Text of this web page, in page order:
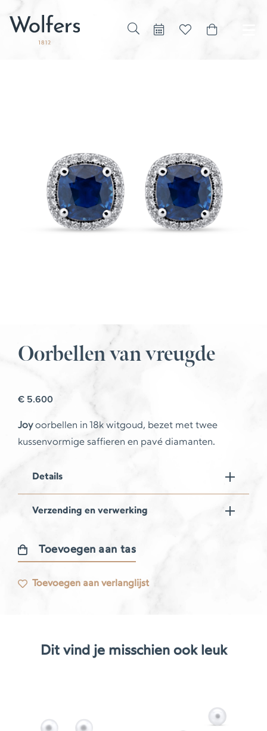
Oorbellen van vreugde
€ 5.600
Joyoorbellen in 18k witgoud, bezet met twee
kussenvormige saffieren en pavé diamanten.
Details
Verzending en verwerking
Oorbellen
van
Toevoegen aan tas
Toevoegen aan verlanglijst
Dit vind je misschien ook leuk